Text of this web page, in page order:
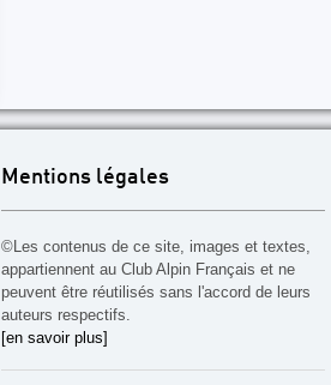
Mentions légales
©Les contenus de ce site, images et textes,
appartiennent au Club Alpin Français et ne
peuvent être réutilisés sans l'accord de leurs
auteurs respectifs.
[en savoir plus]